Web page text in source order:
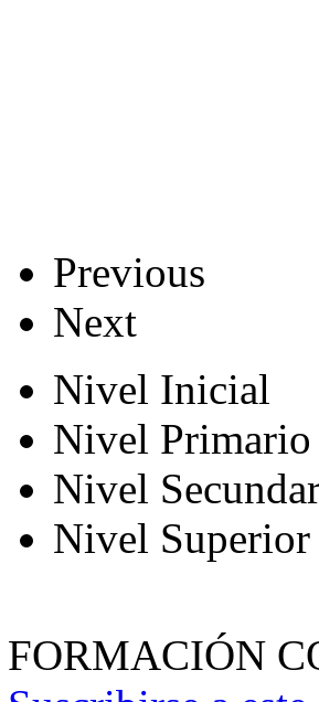
Previous
Next
Nivel Inicial
Nivel Primario
Nivel
Nivel Superior
FORMACIÓN